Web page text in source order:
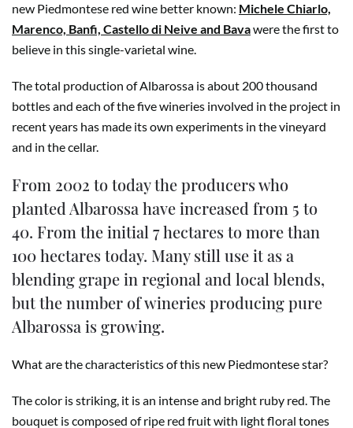
new Piedmontese red wine better known: Michele Chiarlo,
Marenco, Banfi, Castello di Neive and Bavawere the first to
believe in this single-varietal wine.
The total production of Albarossa is about 200 thousand
bottles and each of the five wineries involved in the project in
recent years has made its own experiments in the vineyard
and in the cellar.
From 2002 to today the producers who
planted Albarossa have increased from 5 to
40. From the initial 7 hectares to more than
100 hectares today. Many still use it as a
blending grape in regional and local blends,
but the number of wineries producing pure
Albarossa is growing.
What are the characteristics of this new Piedmontese star?
The color is striking, it is an intense and bright ruby red. The
bouquet is composed of ripe red fruit with light floral tones